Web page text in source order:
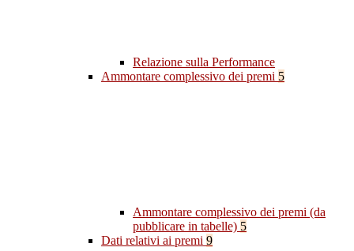
Relazione sulla Performance
Ammontare complessivo dei premi 5
Ammontare complessivo dei premi (da
pubblicare in tabelle) 5
Dati relativi ai premi 9